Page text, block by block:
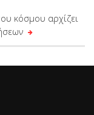
κόσμου αρχίζει